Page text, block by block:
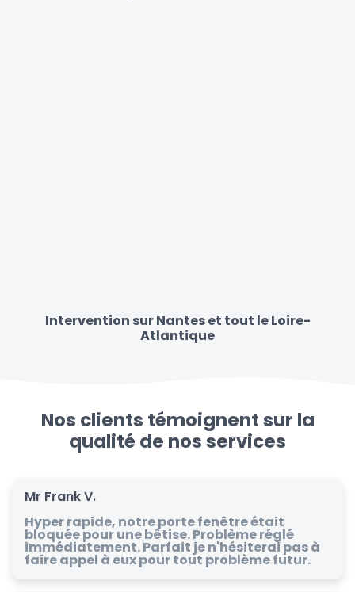
Intervention sur Nantes et tout le Loire-
Atlantique
Nos clients témoignent sur la
qualité de nos services
Mr Frank V.
Hyper rapide, notre porte fenêtre était
bloquée pour une bêtise. Problème réglé
immédiatement. Parfait je n'hésiterai pas à
faire appel à eux pour tout problème futur.